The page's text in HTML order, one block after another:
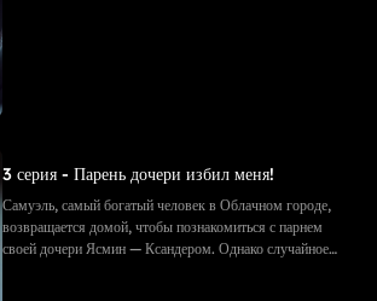
Самуэля, рвёт подарки и документы. Позже, придя на
встречу с будущим тестем, они в ужасе узнают — тот
3 серия - Парень дочери избил меня!
Самуэль, самый богатый человек в Облачном городе,
возвращается домой, чтобы познакомиться с парнем
своей дочери Ясмин — Ксандером. Однако случайное